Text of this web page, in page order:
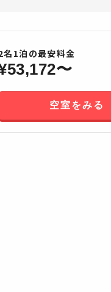
名 1泊の最安料金
53,172〜
空室をみる